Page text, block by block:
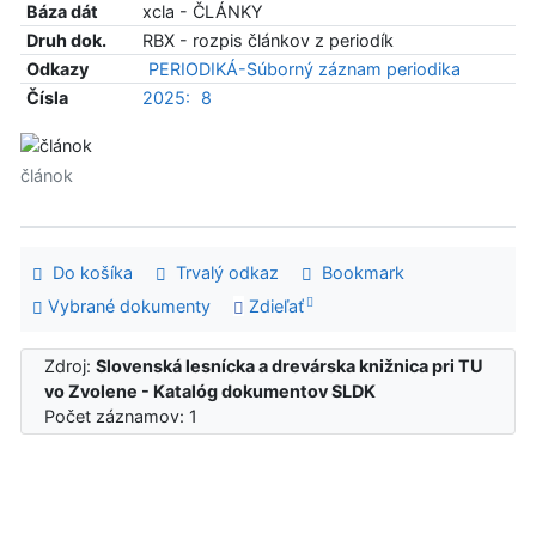
Báza dát
xcla - ČLÁNKY
Druh dok.
RBX - rozpis článkov z periodík
Odkazy
PERIODIKÁ-Súborný záznam periodika
Čísla
2025: 8
článok
Do košíka Trvalý odkaz
Bookmark
Vybrané dokumenty
Zdieľať
Zdroj:Slovenská lesnícka a drevárska knižnica pri TU
vo Zvolene - Katalóg dokumentov SLDK
Počet záznamov: 1